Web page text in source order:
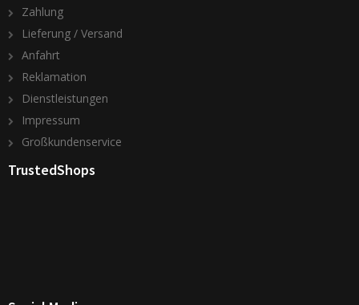
Zahlung
Lieferung / Versand
Anfahrt
Reklamation
Dienstleistungen
Impressum
Großkundenservice
TrustedShops